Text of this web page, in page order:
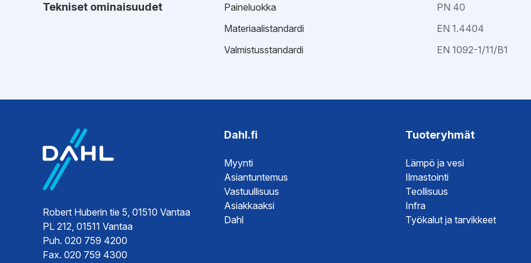
Tekniset ominaisuudet Paineluokka
PN 40
Materiaalistandardi
EN 1.4404
Valmistusstandardi
EN 1092-1/11/B1
Robert Huberin tie 5, 01510 Vantaa
PL 212, 01511 Vantaa
Puh. 020 759 4200
Fax. 020 759 4300
Dahl.fi
Myynti
Asiantuntemus
Vastuullisuus
Asiakkaaksi
Dahl
Tuoteryhmät
Lämpö ja vesi
Ilmastointi
Teollisuus
Infra
Työkalut ja tarvikkeet